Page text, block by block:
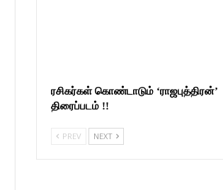
ரசிகர்கள் கொண்டாடும் ‘ராஜபுத்திரன்’
திரைப்படம் !!
PREV NEXT